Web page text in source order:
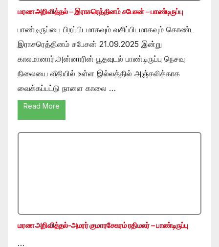
மரண அறிவித்தல் – இராசரெத்தினம் சபேசன் – பாண்டிருப்பு
பாண்டிருப்பை பிறப்பிடமாகவும் வசிப்பிடமாகவும் கொண்ட
இராசரெத்தினம் சபேசன் 21.09.2025 இன்று
காலமானார்.அன்னாரின் பூதவுடல் பாண்டிருப்பு நெசவு
நிலையை வீதியில் உள்ள இல்லத்தில் அஞ்சலிக்காக
வைக்கப்பட்டு நாளை காலை …
Read More
மரண அறிவித்தல்-அமரர் குமாரசேகரம் ரதிமலர் – பாண்டிருப்பு
…